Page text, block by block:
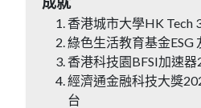
香港城市大學HK Tech
綠色生活教育基金ESG
香港科技園BFSI加速
經濟通金融科技大獎
台